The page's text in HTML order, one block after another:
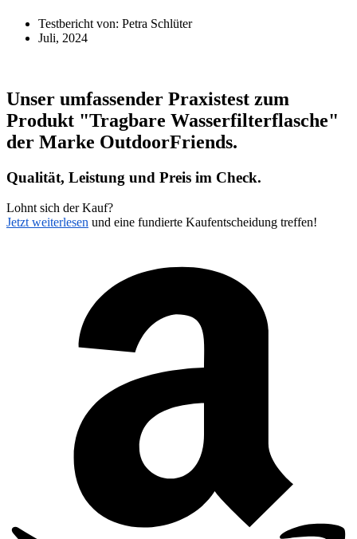
Testbericht von: Petra Schlüter
Juli, 2024
Unser umfassender Praxistest zum
Produkt "Tragbare Wasserfilterflasche"
der Marke OutdoorFriends.
Qualität, Leistung und Preis im Check.
Lohnt sich der Kauf?
Jetzt weiterlesen und eine fundierte Kaufentscheidung treffen!